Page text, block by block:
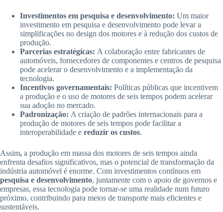
Investimentos em pesquisa e desenvolvimento: Um maior
investimento em pesquisa e desenvolvimento pode levar a
simplificações no design dos motores e à redução dos custos de
produção.
Parcerias estratégicas: A colaboração entre fabricantes de
automóveis, fornecedores de componentes e centros de pesquisa
pode acelerar o desenvolvimento e a implementação da
tecnologia.
Incentivos governamentais: Políticas públicas que incentivem
a produção e o uso de motores de seis tempos podem acelerar
sua adoção no mercado.
Padronização: A criação de padrões internacionais para a
produção de motores de seis tempos pode facilitar a
interoperabilidade e reduzir os custos.
Assim, a produção em massa dos motores de seis tempos ainda
enfrenta desafios significativos, mas o potencial de transformação da
indústria automóvel é enorme. Com investimentos contínuos em
pesquisa e desenvolvimento, juntamente com o apoio de governos e
empresas, essa tecnologia pode tornar-se uma realidade num futuro
próximo, contribuindo para meios de transporte mais eficientes e
sustentáveis.